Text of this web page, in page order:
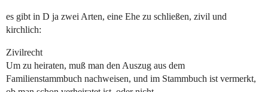
es gibt in D ja zwei Arten, eine Ehe zu schließen, zivil und
kirchlich:
Zivilrecht
Um zu heiraten, muß man den Auszug aus dem
Familienstammbuch nachweisen, und im Stammbuch ist vermerkt,